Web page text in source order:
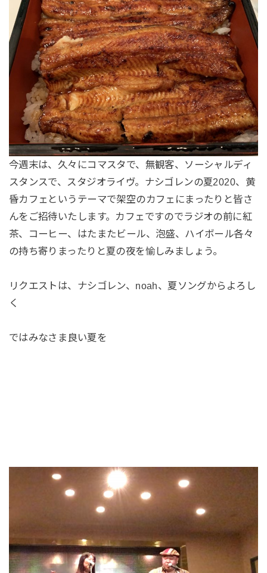
今週末は、久々にコマスタで、無観客、ソーシャルディ
スタンスで、スタジオライヴ。ナシゴレンの夏2020、黄
昏カフェというテーマで架空のカフェにまったりと皆さ
んをご招待いたします。カフェですのでラジオの前に紅
茶、コーヒー、はたまたビール、泡盛、ハイボール各々
の持ち寄りまったりと夏の夜を愉しみましょう。
リクエストは、ナシゴレン、noah、夏ソングからよろし
く
ではみなさま良い夏を